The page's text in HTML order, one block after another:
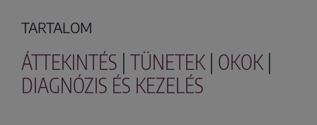
TARTALOM
ÁTTEKINTÉS TÜNETEK| OKOK|
DIAGNÓZIS ÉS KEZELÉS